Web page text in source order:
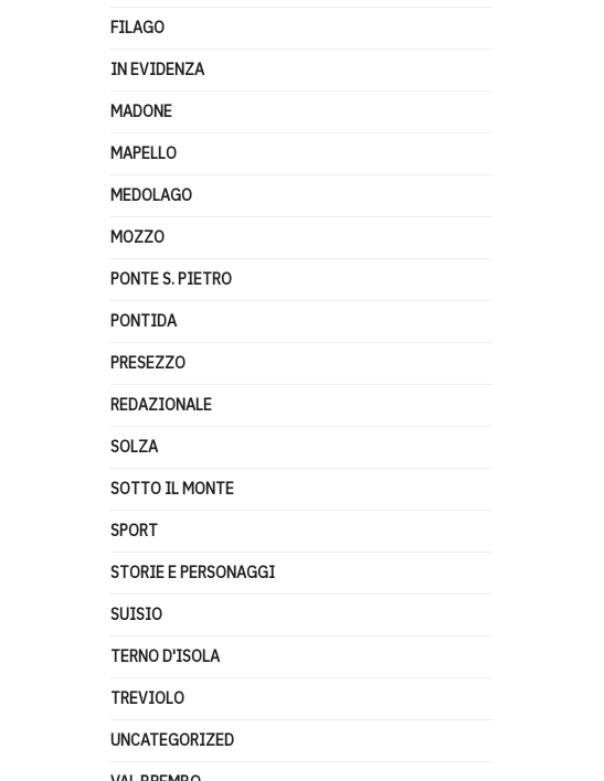
FILAGO
IN EVIDENZA
MADONE
MAPELLO
MEDOLAGO
MOZZO
PONTE S. PIETRO
PONTIDA
PRESEZZO
REDAZIONALE
SOLZA
SOTTO IL MONTE
SPORT
STORIE E PERSONAGGI
SUISIO
TERNO D'ISOLA
TREVIOLO
UNCATEGORIZED